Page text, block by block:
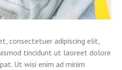
consectetuer adipiscing elit,
tincidunt ut laoreet dolore
Ut wisi enim ad minim